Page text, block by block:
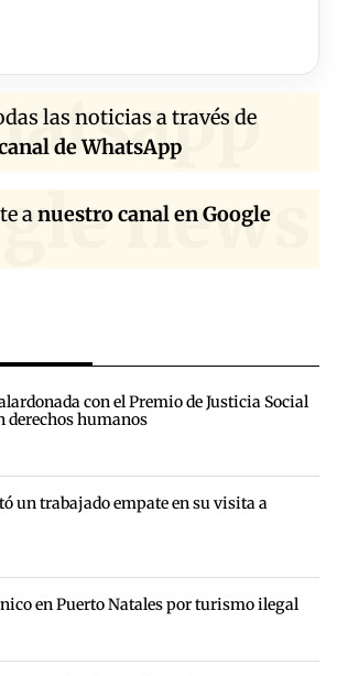
las noticias a través de
de WhatsApp
news
anuestro canal en Google
con el Premio de Justicia Social
derechos humanos
un trabajado empate en su visita a
en Puerto Natales por turismo ilegal